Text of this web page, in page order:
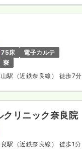
75床
電子カルテ
寮
駅（近鉄奈良線） 徒歩7分
クリニック奈良院
駅（近鉄奈良線） 徒歩1分